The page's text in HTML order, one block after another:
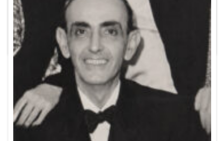
forma casi tangencial, incluso con cierto pudor a la hora de
contar las ...